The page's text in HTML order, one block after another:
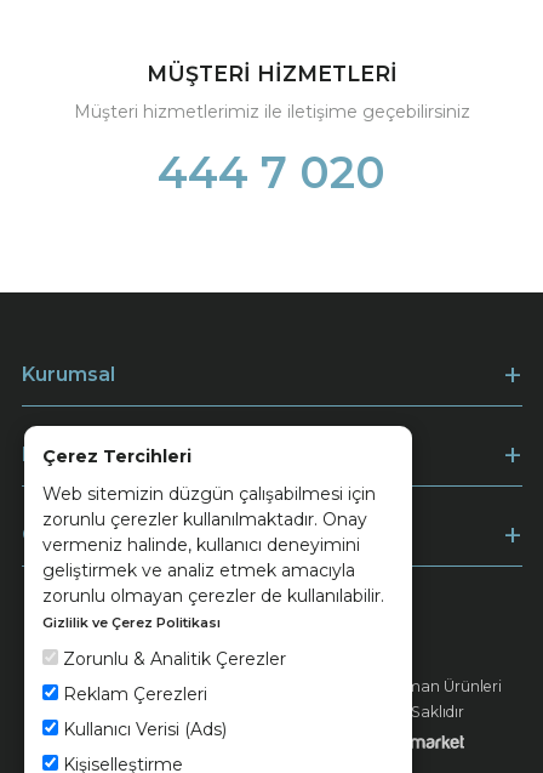
Çerez Tercihleri
Web sitemizin düzgün çalışabilmesi için
zorunlu çerezler kullanılmaktadır. Onay
vermeniz halinde, kullanıcı deneyimini
geliştirmek ve analiz etmek amacıyla
zorunlu olmayan çerezler de kullanılabilir.
Gizlilik ve Çerez Politikası
Zorunlu & Analitik Çerezler
Reklam Çerezleri
Kullanıcı Verisi (Ads)
Kişiselleştirme
MÜŞTERİ HİZMETLERİ
Müşteri hizmetlerimiz ile iletişime geçebilirsiniz
444 7 020
Kurumsal
Müşteri Hizmetleri
Ödeme
© 2026 Ünsa Madencilik Turizm Enerji Seramik Orman Ürünleri
Elektrik Üretim San. ve Tic. A.Ş. - Tüm Hakları Saklıdır